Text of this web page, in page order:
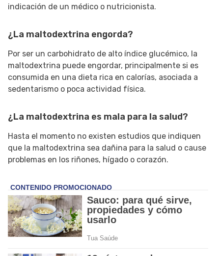
indicación de un médico o nutricionista.
¿La maltodextrina engorda?
Por ser un carbohidrato de alto índice glucémico, la
maltodextrina puede engordar, principalmente si es
consumida en una dieta rica en calorías, asociada a
sedentarismo o poca actividad física.
¿La maltodextrina es mala para la salud?
Hasta el momento no existen estudios que indiquen
que la maltodextrina sea dañina para la salud o cause
problemas en los riñones, hígado o corazón.